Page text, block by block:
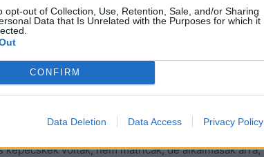
opt-out of Collection, Use, Retention, Sale, and/or Sharing
Data that Is Unrelated with the Purposes for which it
CONFIRM
Data Deletion Data Access Privacy Policy
kapcsán: én, a kárörvendő, mert nem bírtam
amekkorában a testvéremnek.
velejéig romlott, csak a tény, hogy sose kaptunk
Akkor már nem jött senki, ebédre se kellett
az öcsémtől egy féltenyérnyi csokit, amiben
voltak, nem matricák, de alkalmasak arra,